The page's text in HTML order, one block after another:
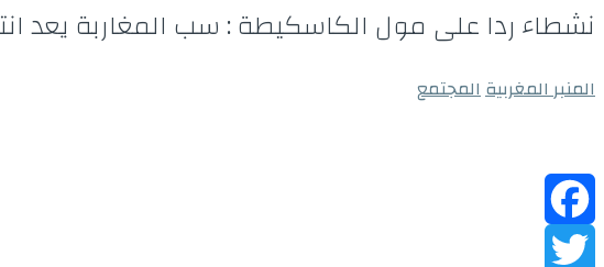
نشطاء ردا على مول الكاسكيطة : سب المغاربة يعد
المنبر المغربيةالمجتمع
Facebook